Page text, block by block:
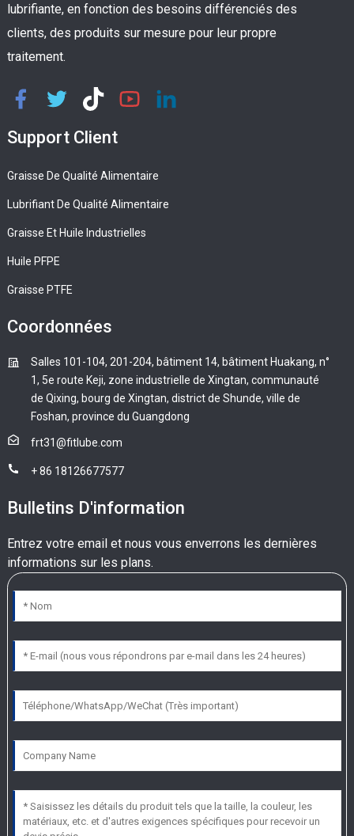
lubrifiante, en fonction des besoins différenciés des
clients, des produits sur mesure pour leur propre
traitement.
Support Client
Graisse De Qualité Alimentaire
Lubrifiant De Qualité Alimentaire
Graisse Et Huile Industrielles
Huile PFPE
Graisse PTFE
Coordonnées
Salles 101-104, 201-204, bâtiment 14, bâtiment Huakang, n°
1, 5e route Keji, zone industrielle de Xingtan, communauté
de Qixing, bourg de Xingtan, district de Shunde, ville de
Foshan, province du Guangdong
frt31@fitlube.com
+ 86 18126677577
Bulletins D'information
Entrez votre email et nous vous enverrons les dernières
informations sur les plans.